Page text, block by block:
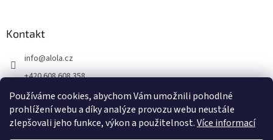
Používáme cookies, abychom Vám umožnili pohodlné
prohlížení webu a díky analýze provozu webu neustále
zlepšovali jeho funkce, výkon a použitelnost.Více informací
Kontakt
info@alola.cz
+420 608 608 358
https://www.facebook.com/alolaCZ
alola.cz/